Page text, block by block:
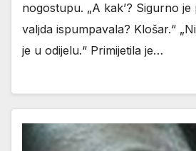
nogostupu. „A kak’? Sigurno
valjda ispumpavala? Klošar.“
je u odijelu.“ Primijetila je…